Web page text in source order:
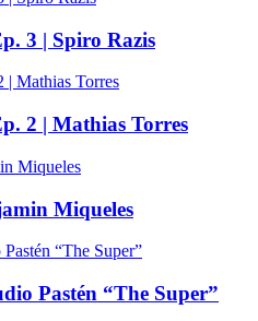
3 | Spiro Razis
2 | Mathias Torres
Miqueles
Pastén “The Super”